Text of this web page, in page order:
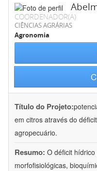
COORDENADOR(A)
CIÊNCIAS AGRÁRIAS
Agronomia
Título do Projeto:
em citros através do
agropecuário.
Resumo: O déficit
morfofisiológicas,